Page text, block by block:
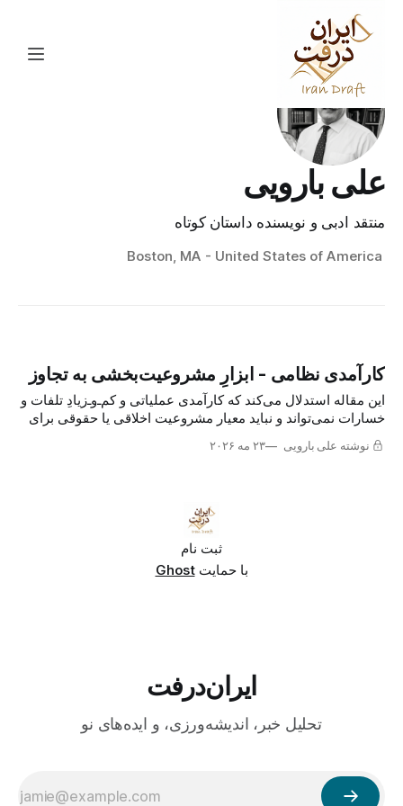
علی بارویی
منتقد ادبی و نویسنده داستان کوتاه
Boston, MA - United States of America
کارآمدی نظامی - ابزارِ مشروعیت‌بخشی به تجاوز
این مقاله استدلال می‌کند که کارآمدی عملیاتی و کم‌ـ‌وـ‌زیادِ تلفات و
خسارات نمی‌تواند و نباید معیار مشروعیت اخلاقی یا حقوقی برای
نوشته علی بارویی ۲۳ مه ۲۰۲۶
ثبت نام
با حمایتGhost
ایران‌درفت
تحلیل خبر، اندیشه‌ورزی، و ایده‌های نو